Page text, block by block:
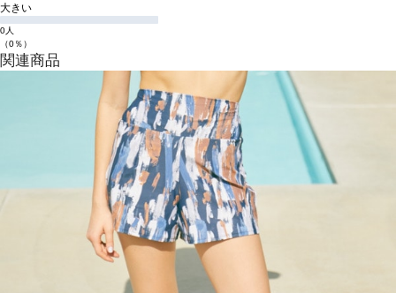
大きい
0人
（0％）
関連商品